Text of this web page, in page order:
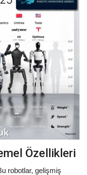
Özellikleri
robotlar, gelişmiş